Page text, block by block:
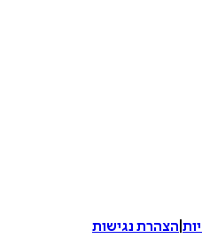
הצהרת נגישות